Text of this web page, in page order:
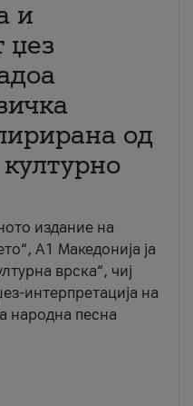
и
џез
од
издание на
А1 Македонија ја
врска“, чиј
интерпретација на
народна песна